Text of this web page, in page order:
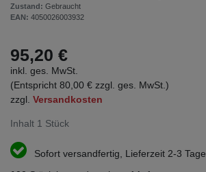
Zustand: Gebraucht
EAN: 4050026003932
95,20 €
inkl. ges. MwSt.
(Entspricht 80,00 € zzgl. ges. MwSt.)
zzgl. Versandkosten
Inhalt 1 Stück
Sofort versandfertig, Lieferzeit 2-3 Tage